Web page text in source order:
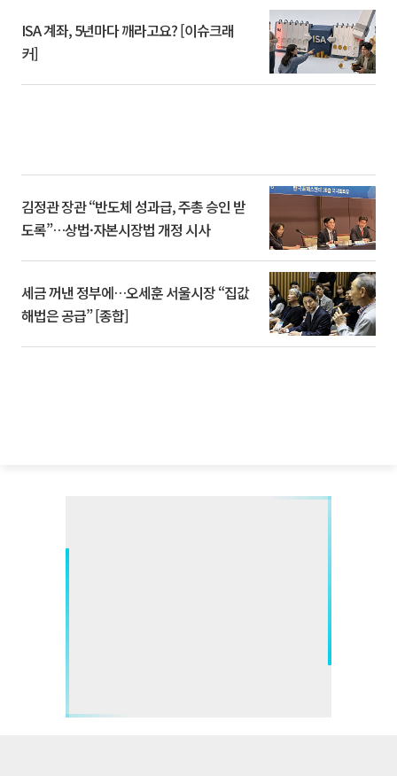
ISA 계좌, 5년마다 깨라고요? [이슈크래
커]
김정관 장관 “반도체 성과급, 주총 승인 받
도록”…상법·자본시장법 개정 시사
세금 꺼낸 정부에…오세훈 서울시장 “집값
해법은 공급” [종합]